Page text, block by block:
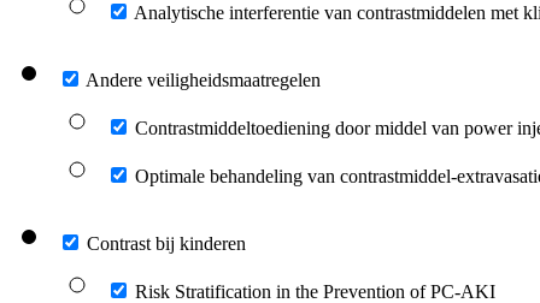
Analytische interferentie van contrastmiddelen met
Andere veiligheidsmaatregelen
Contrastmiddeltoediening door middel van power
Optimale behandeling van contrastmiddel-
Contrast bij kinderen
Risk Stratification in the Prevention of PC-AKI